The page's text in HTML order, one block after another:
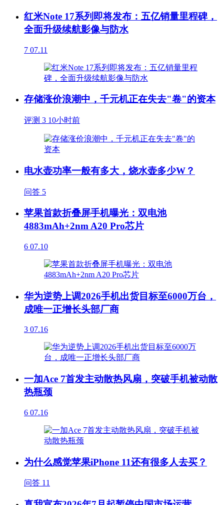
红米Note 17系列即将发布：五亿销量里程碑，
全面升级续航影像与防水
7 07.11
存储涨价浪潮中，千元机正在失去"卷"的资本
评测 3 10小时前
电水壶功率一般有多大，烧水壶多少W？
问答 5
苹果首款折叠屏手机曝光：双电池
4883mAh+2nm A20 Pro芯片
6 07.10
华为逆势上调2026手机出货目标至6000万台，
成唯一正增长头部厂商
3 07.16
一加Ace 7首发主动散热风扇，突破手机被动散
热瓶颈
6 07.16
为什么感觉苹果iPhone 11还有很多人去买？
问答 11